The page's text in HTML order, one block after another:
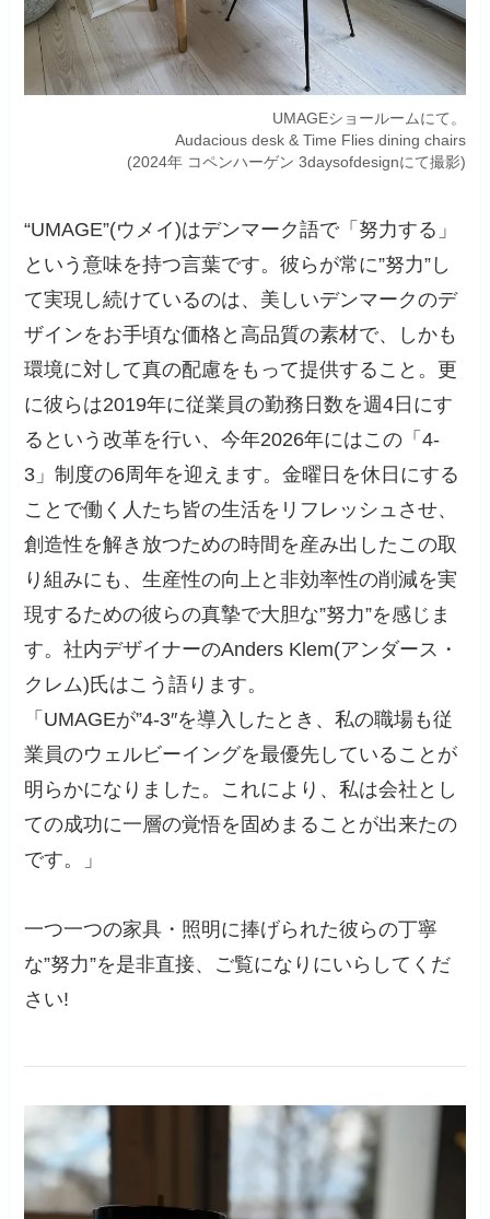
UMAGEショールームにて。
Audacious desk & Time Flies dining chairs
(2024年 コペンハーゲン 3daysofdesignにて撮影)
“UMAGE”(ウメイ)はデンマーク語で「努力する」
という意味を持つ言葉です。彼らが常に”努力”し
て実現し続けているのは、美しいデンマークのデ
ザインをお手頃な価格と高品質の素材で、しかも
環境に対して真の配慮をもって提供すること。更
に彼らは2019年に従業員の勤務日数を週4日にす
るという改革を行い、今年2026年にはこの「4-
3」制度の6周年を迎えます。金曜日を休日にする
ことで働く人たち皆の生活をリフレッシュさせ、
創造性を解き放つための時間を産み出したこの取
り組みにも、生産性の向上と非効率性の削減を実
現するための彼らの真摯で大胆な”努力”を感じま
す。社内デザイナーのAnders Klem(アンダース・
クレム)氏はこう語ります。
「UMAGEが”4-3″を導入したとき、私の職場も従
業員のウェルビーイングを最優先していることが
明らかになりました。これにより、私は会社とし
ての成功に一層の覚悟を固めまることが出来たの
です。」
一つ一つの家具・照明に捧げられた彼らの丁寧
な”努力”を是非直接、ご覧になりにいらしてくだ
さい!